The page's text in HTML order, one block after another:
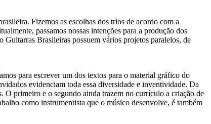
Fizemos as escolhas dos trios de acordo com a
passamos nossas intenções para a produção dos
Guitarras Brasileiras possuem vários projetos paralelos, de
para escrever um dos textos para o material gráfico do
evidenciam toda essa diversidade e inventividade. Da
O primeiro e o segundo ainda trazem no currículo a criação de
como instrumentista que o músico desenvolve, é também